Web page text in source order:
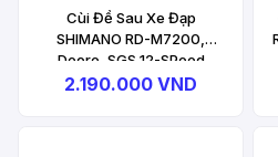
Cùi Đề Sau Xe Đạp
SHIMANO RD-M7200,
Deore, SGS 12-SPeed
2.190.000 VND